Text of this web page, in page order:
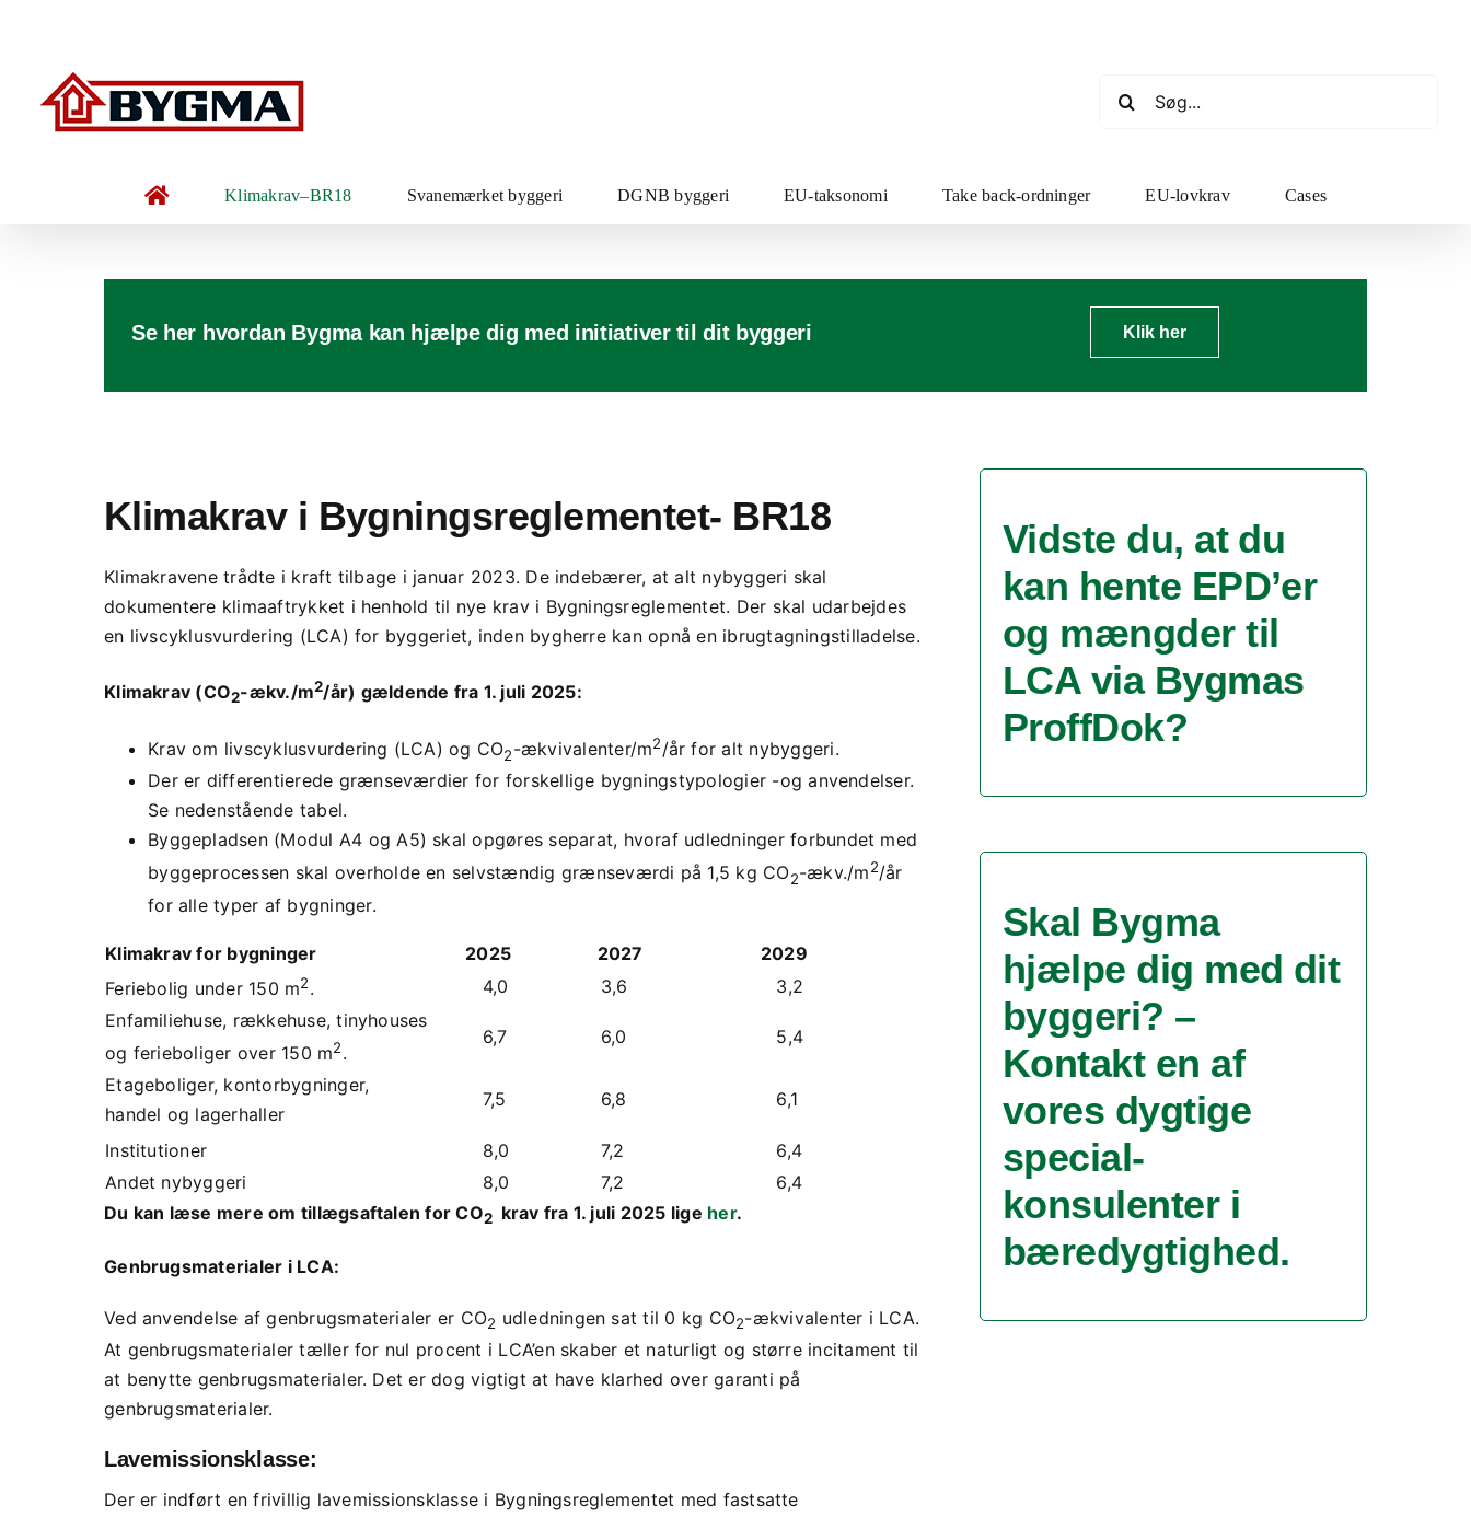
efter:
Klimakrav–BR18 Svanemærket byggeri DGNB byggeri EU-taksonomi Take back-ordninger EU-lovkrav Cases
Se her hvordan Bygma kan hjælpe dig med initiativer til dit byggeri Klik her
Klimakrav i Bygningsreglementet- BR18
Klimakravene trådte i kraft tilbage i januar 2023. De indebærer, at alt nybyggeri skal
dokumentere klimaaftrykket i henhold til nye krav i Bygningsreglementet. Der skal udarbejdes
en livscyklusvurdering (LCA) for byggeriet, inden bygherre kan opnå en ibrugtagningstilladelse.
Klimakrav (CO2-ækv./m2/år) gældende fra 1. juli 2025:
Krav om livscyklusvurdering (LCA) og CO2-ækvivalenter/m2/år for alt nybyggeri.
Der er differentierede grænseværdier for forskellige bygningstypologier -og anvendelser.
Se nedenstående tabel.
Byggepladsen (Modul A4 og A5) skal opgøres separat, hvoraf udledninger forbundet med
byggeprocessen skal overholde en selvstændig grænseværdi på 1,5 kg CO2-ækv./m2/år
for alle typer af bygninger.
Klimakrav for bygninger 2025 2027
2029
Feriebolig under 150 m2. 4,0 3,6
3,2
Enfamiliehuse, rækkehuse, tinyhouses
og ferieboliger over 150 m2.
6,7 6,0 5,4
Etageboliger, kontorbygninger,
handel og lagerhaller
7,5 6,8 6,1
Institutioner 8,0 7,2
6,4
Andet nybyggeri
8,0 7,2
6,4
Du kan læse mere om tillægsaftalen for CO2 krav fra 1. juli 2025 lige her.
Genbrugsmaterialer i LCA:
Ved anvendelse af genbrugsmaterialer er CO2 udledningen sat til 0 kg CO2-ækvivalenter i LCA.
At genbrugsmaterialer tæller for nul procent i LCA’en skaber et naturligt og større incitament til
at benytte genbrugsmaterialer. Det er dog vigtigt at have klarhed over garanti på
genbrugsmaterialer.
Lavemissionsklasse:
Der er indført en frivillig lavemissionsklasse i Bygningsreglementet med fastsatte
Vidste du, at du
kan hente EPD’er
og mængder til
LCA via Bygmas
ProffDok?
Skal Bygma
hjælpe dig med dit
byggeri? –
Kontakt en af
vores dygtige
special-
konsulenter i
bæredygtighed.